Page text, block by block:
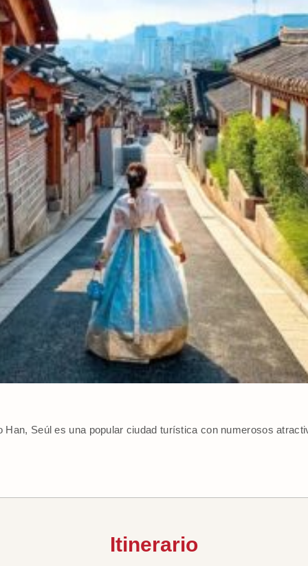
Han, Seúl es una popular ciudad turística con numerosos
Itinerario